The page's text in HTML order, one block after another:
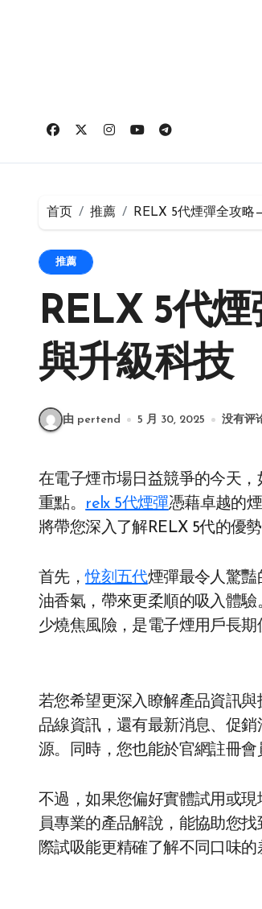
首页 推薦 RELX 5代煙彈全攻
推薦
RELX 5代
與升級科技
由 pertend 5 月 30, 2025 没有评
在電子煙市場日益競爭的今天，如何選擇一款兼具創新技術與舒適體驗的產品成為消費者關注的
重點。 relx 5代煙彈憑藉卓越的
將帶您深入了解RELX 5代的優
首先，悅刻五代煙彈最令人驚
油香氣，帶來更柔順的吸入體
少燒焦風險，是電子煙用戶長期
若您希望更深入瞭解產品資訊
品線資訊，還有最新消息、促
源。同時，您也能於官網註冊會
不過，如果您偏好實體試用或
員專業的產品解說，能協助您
際試吸能更精確了解不同口味的